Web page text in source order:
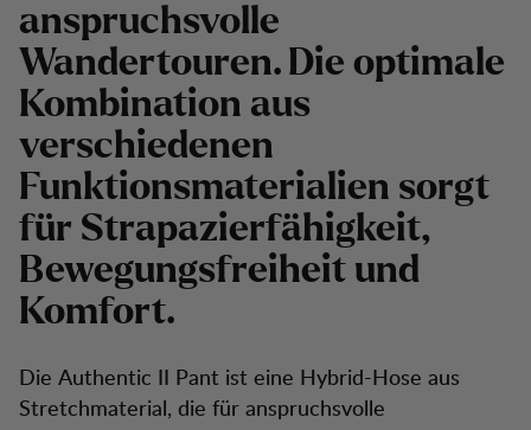
anspruchsvolle
Wandertouren. Die optimale
Kombination aus
verschiedenen
Funktionsmaterialien sorgt
für Strapazierfähigkeit,
Bewegungsfreiheit und
Komfort.
Die Authentic II Pant ist eine Hybrid-Hose aus
Stretchmaterial, die für anspruchsvolle